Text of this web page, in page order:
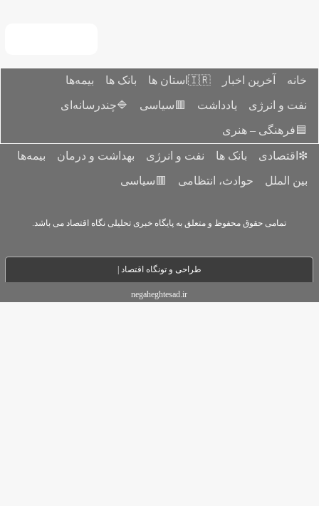
خانه آخرین اخبار 🇮🇷استان ‌ها بانک ها بیمه‌ها
نفت و انرژی یادداشت 🟥سیاسی 🔷چندرسانه‌ای
🟦فرهنگی – هنری
❇اقتصادی بانک ها نفت و انرژی بهداشت و درمان بیمه‌ها
بین الملل حوادث، انتظامی 🟥سیاسی
تمامی حقوق محفوظ و متعلق به پایگاه خبری تحلیلی نگاه اقتصاد می باشد.
طراحی و تونگاه اقتصاد |
negaheghtesad.ir